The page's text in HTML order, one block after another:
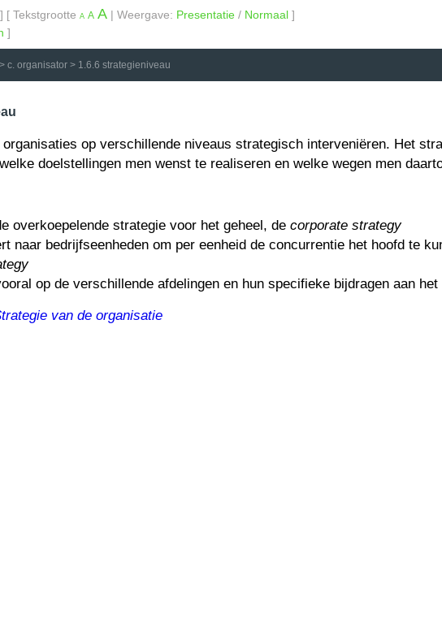
] [ Tekstgrootte A A A | Weergave: Presentatie / Normaal ]
]
> c. organisator > 1.6.6 strategieniveau
op verschillende niveaus strategisch interveniëren. Het
doelstellingen men wenst te realiseren en welke wegen men
overkoepelende strategie voor het geheel, de corporate strategy
naar bedrijfseenheden om per eenheid de concurrentie het hoofd te
op de verschillende afdelingen en hun specifieke bijdragen aan het
van de organisatie